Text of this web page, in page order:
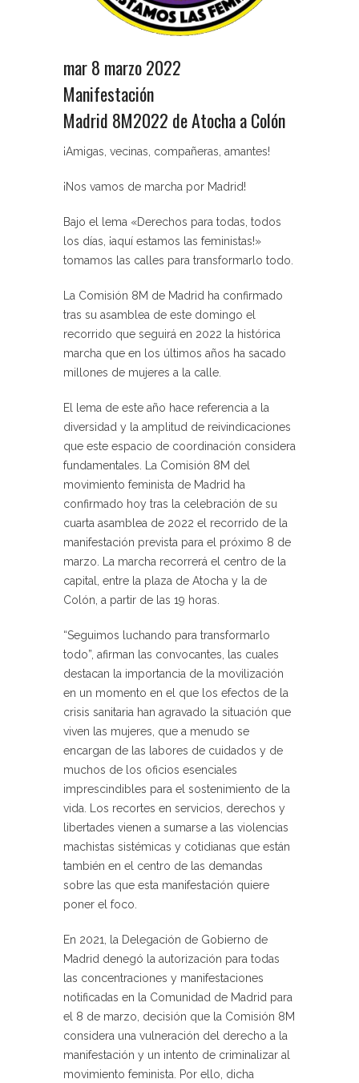
mar 8 marzo 2022
Manifestación
Madrid 8M2022 de Atocha a Colón
¡Amigas, vecinas, compañeras, amantes!
¡Nos vamos de marcha por Madrid!
Bajo el lema «Derechos para todas, todos
los días, ¡aquí estamos las feministas!»
tomamos las calles para transformarlo todo.
La Comisión 8M de Madrid ha confirmado
tras su asamblea de este domingo el
recorrido que seguirá en 2022 la histórica
marcha que en los últimos años ha sacado
millones de mujeres a la calle.
El lema de este año hace referencia a la
diversidad y la amplitud de reivindicaciones
que este espacio de coordinación considera
fundamentales. La Comisión 8M del
movimiento feminista de Madrid ha
confirmado hoy tras la celebración de su
cuarta asamblea de 2022 el recorrido de la
manifestación prevista para el próximo 8 de
marzo. La marcha recorrerá el centro de la
capital, entre la plaza de Atocha y la de
Colón, a partir de las 19 horas.
“Seguimos luchando para transformarlo
todo”, afirman las convocantes, las cuales
destacan la importancia de la movilización
en un momento en el que los efectos de la
crisis sanitaria han agravado la situación que
viven las mujeres, que a menudo se
encargan de las labores de cuidados y de
muchos de los oficios esenciales
imprescindibles para el sostenimiento de la
vida. Los recortes en servicios, derechos y
libertades vienen a sumarse a las violencias
machistas sistémicas y cotidianas que están
también en el centro de las demandas
sobre las que esta manifestación quiere
poner el foco.
En 2021, la Delegación de Gobierno de
Madrid denegó la autorización para todas
las concentraciones y manifestaciones
notificadas en la Comunidad de Madrid para
el 8 de marzo, decisión que la Comisión 8M
considera una vulneración del derecho a la
manifestación y un intento de criminalizar al
movimiento feminista. Por ello, dicha